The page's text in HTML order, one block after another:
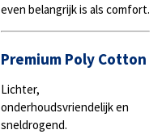
even belangrijk is als comfort.
Premium Poly Cotton
Lichter,
onderhoudsvriendelijk en
sneldrogend.